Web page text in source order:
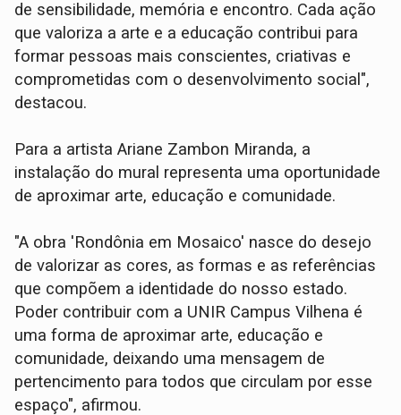
de sensibilidade, memória e encontro. Cada ação
que valoriza a arte e a educação contribui para
formar pessoas mais conscientes, criativas e
comprometidas com o desenvolvimento social",
destacou.
Para a artista Ariane Zambon Miranda, a
instalação do mural representa uma oportunidade
de aproximar arte, educação e comunidade.
"A obra 'Rondônia em Mosaico' nasce do desejo
de valorizar as cores, as formas e as referências
que compõem a identidade do nosso estado.
Poder contribuir com a UNIR Campus Vilhena é
uma forma de aproximar arte, educação e
comunidade, deixando uma mensagem de
pertencimento para todos que circulam por esse
espaço", afirmou.